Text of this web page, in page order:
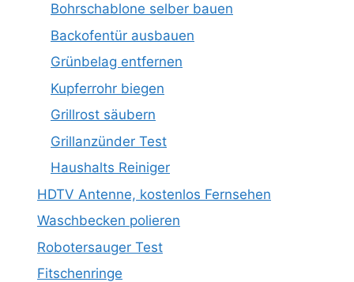
Bohrschablone selber bauen
Backofentür ausbauen
Grünbelag entfernen
Kupferrohr biegen
Grillrost säubern
Grillanzünder Test
Haushalts Reiniger
HDTV Antenne, kostenlos Fernsehen
Waschbecken polieren
Robotersauger Test
Fitschenringe